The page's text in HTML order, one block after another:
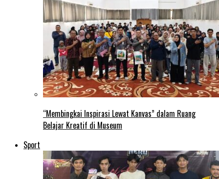
“Membingkai Inspirasi Lewat Kanvas” dalam Ruang
Belajar Kreatif di Museum
Sport